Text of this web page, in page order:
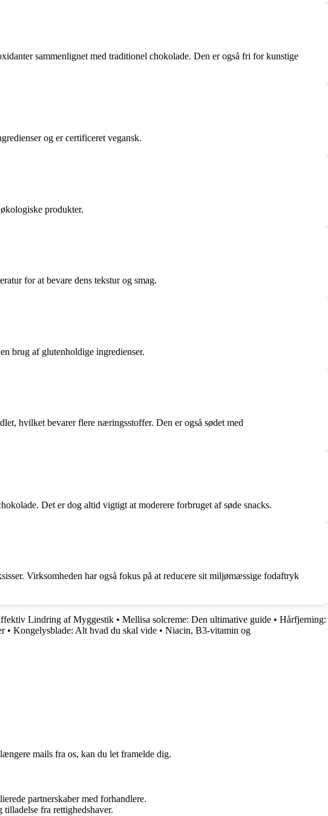
sammenlignet med traditionel chokolade. Den er også fri for kunstige
og er certificeret vegansk.
produkter.
for at bevare dens tekstur og smag.
brug af glutenholdige ingredienser.
hvilket bevarer flere næringsstoffer. Den er også sødet med
Det er dog altid vigtigt at moderere forbruget af søde snacks.
Virksomheden har også fokus på at reducere sit miljømæssige fodaftryk
Lindring af Myggestik • Mellisa solcreme: Den ultimative guide • Hårfjerning:
• Kongelysblade: Alt hvad du skal vide • Niacin, B3-vitamin og
mails fra os, kan du let framelde dig.
partnerskaber med forhandlere.
fra rettighedshaver.